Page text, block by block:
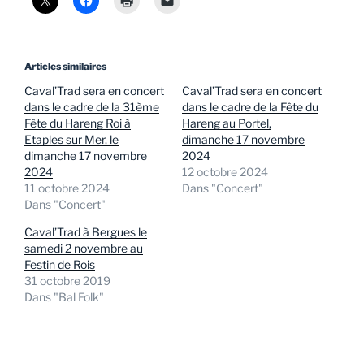
Articles similaires
Caval’Trad sera en concert
dans le cadre de la 31ème
Fête du Hareng Roi à
Etaples sur Mer, le
dimanche 17 novembre
2024
11 octobre 2024
Dans "Concert"
Caval’Trad sera en concert
dans le cadre de la Fête du
Hareng au Portel,
dimanche 17 novembre
2024
12 octobre 2024
Dans "Concert"
Caval’Trad à Bergues le
samedi 2 novembre au
Festin de Rois
31 octobre 2019
Dans "Bal Folk"